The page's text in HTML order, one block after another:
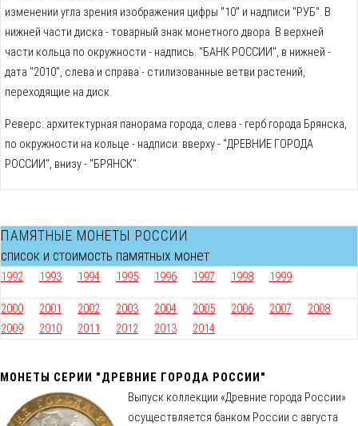
изменении угла зрения изображения цифры "10" и надписи "РУБ". В
нижней части диска - товарный знак монетного двора. В верхней
части кольца по окружности - надпись: "БАНК РОССИИ", в нижней -
дата "2010", слева и справа - стилизованные ветви растений,
переходящие на диск.
Реверс: архитектурная панорама города, слева - герб города Брянска,
по окружности на кольце - надписи: вверху - "ДРЕВНИЕ ГОРОДА
РОССИИ", внизу - "БРЯНСК".
ПАМЯТНЫЕ МОНЕТЫ РОССИИ
список и стоимость памятных монет
1992 1993 1994 1995 1996 1997 1998 1999
2000 2001 2002 2003 2004 2005 2006 2007
2008
2009
2010 2011 2012 2013 2014
МОНЕТЫ СЕРИИ "ДРЕВНИЕ ГОРОДА РОССИИ"
Выпуск коллекции «Древние города России»
осуществляется банком России с августа